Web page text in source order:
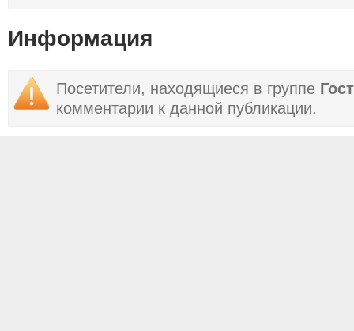
Информация
Посетители, находящиеся в группе
комментарии к данной публикации.